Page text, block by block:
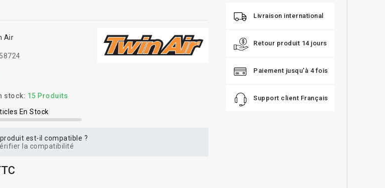
Air
stock: 15 Produits
En Stock
est-il compatible ?
la compatibilité
Livraison international
Retour produit 14 jours
Paiement jusqu'à 4 fois
Support client Français